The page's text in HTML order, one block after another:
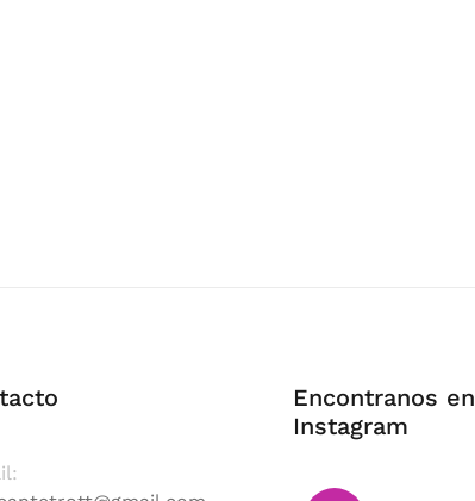
Encontranos en
Instagram